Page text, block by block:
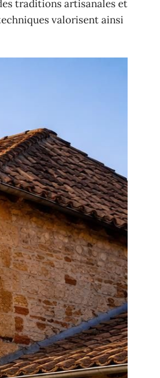
traditions artisanales et
valorisent ainsi